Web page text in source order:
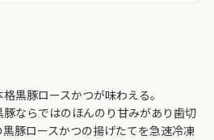
黒豚ロースかつが味わえる。
ならではのほんのり甘みがあり歯切
豚ロースかつの揚げたてを急速冷凍